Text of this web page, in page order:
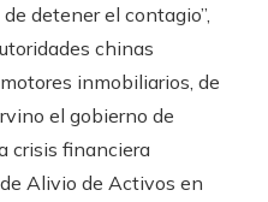
detener el contagio”,
chinas
inmobiliarios, de
el gobierno de
crisis financiera
Alivio de Activos en